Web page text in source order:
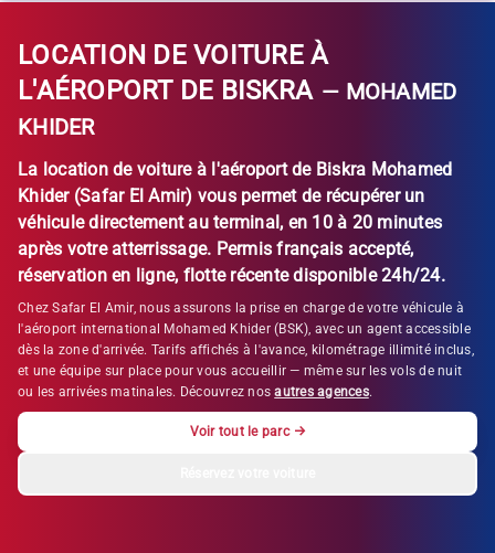
LOCATION DE VOITURE À
L'AÉROPORT DE BISKRA — MOHAMED
KHIDER
La location de voiture à l'aéroport de Biskra Mohamed
Khider (Safar El Amir) vous permet de récupérer un
véhicule directement au terminal, en 10 à 20 minutes
après votre atterrissage. Permis français accepté,
réservation en ligne, flotte récente disponible 24h/24.
Chez Safar El Amir, nous assurons la prise en charge de votre véhicule à
l'aéroport international Mohamed Khider (BSK), avec un agent accessible
dès la zone d'arrivée. Tarifs affichés à l'avance, kilométrage illimité inclus,
et une équipe sur place pour vous accueillir — même sur les vols de nuit
ou les arrivées matinales. Découvrez nosautres agences.
Voir tout le parc→